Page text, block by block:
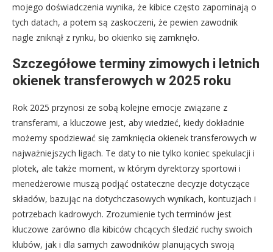
mojego doświadczenia wynika, że kibice często zapominają o
tych datach, a potem są zaskoczeni, że pewien zawodnik
nagle zniknął z rynku, bo okienko się zamknęło.
Szczegółowe terminy zimowych i letnich
okienek transferowych w 2025 roku
Rok 2025 przynosi ze sobą kolejne emocje związane z
transferami, a kluczowe jest, aby wiedzieć, kiedy dokładnie
możemy spodziewać się zamknięcia okienek transferowych w
najważniejszych ligach. Te daty to nie tylko koniec spekulacji i
plotek, ale także moment, w którym dyrektorzy sportowi i
menedżerowie muszą podjąć ostateczne decyzje dotyczące
składów, bazując na dotychczasowych wynikach, kontuzjach i
potrzebach kadrowych. Zrozumienie tych terminów jest
kluczowe zarówno dla kibiców chcących śledzić ruchy swoich
klubów, jak i dla samych zawodników planujących swoją